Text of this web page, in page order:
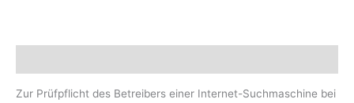
Zur Prüfpflicht des Betreibers einer Internet-Suchmaschine bei